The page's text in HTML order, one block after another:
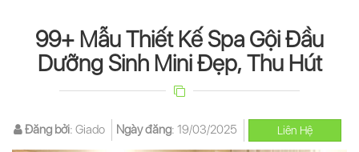
99+ Mẫu Thiết Kế Spa Gội Đầu
Dưỡng Sinh Mini Đẹp, Thu Hút
Đăng bởi: Giado Ngày đăng: 19/03/2025 Liên Hệ